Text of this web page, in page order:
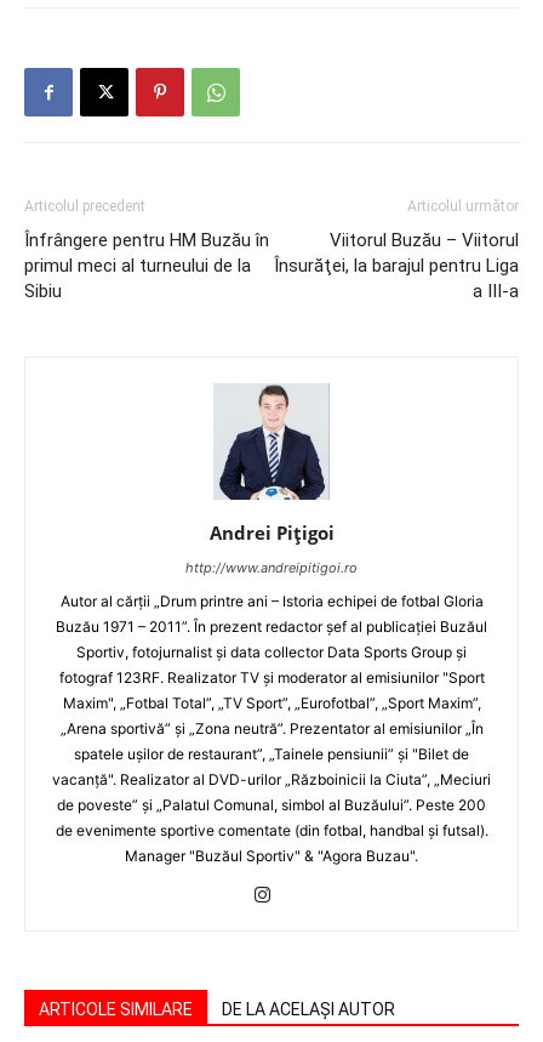
Articolul precedent
Înfrângere pentru HM Buzău în
primul meci al turneului de la
Sibiu
Articolul următor
Viitorul Buzău – Viitorul
Însurăţei, la barajul pentru Liga
a III-a
Andrei Pițigoi
http://www.andreipitigoi.ro
Autor al cărţii „Drum printre ani – Istoria echipei de fotbal Gloria
Buzău 1971 – 2011”. În prezent redactor şef al publicaţiei Buzăul
Sportiv, fotojurnalist şi data collector Data Sports Group şi
fotograf 123RF. Realizator TV şi moderator al emisiunilor "Sport
Maxim", „Fotbal Total”, „TV Sport”, „Eurofotbal”, „Sport Maxim”,
„Arena sportivă” şi „Zona neutră”. Prezentator al emisiunilor „În
spatele uşilor de restaurant”, „Tainele pensiunii” şi "Bilet de
vacanţă". Realizator al DVD-urilor „Războinicii la Ciuta”, „Meciuri
de poveste” şi „Palatul Comunal, simbol al Buzăului”. Peste 200
de evenimente sportive comentate (din fotbal, handbal şi futsal).
Manager "Buzăul Sportiv" & "Agora Buzau".
ARTICOLE SIMILARE DE LA ACELAȘI AUTOR